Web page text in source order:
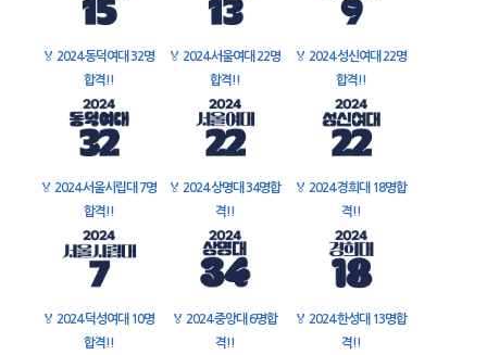
🏅 2024 동덕여대 32명
합격!!
🏅 2024 서울여대 22명
합격!!
🏅 2024 성신여대 22명
합격!!
🏅 2024 서울시립대 7명
합격!!
🏅 2024 상명대 34명합
격!!
🏅 2024 경희대 18명합
격!!
🏅 2024 덕성여대 10명
합격!!
🏅 2024 중앙대 6명합
격!!
🏅 2024 한성대 13명합
격!!